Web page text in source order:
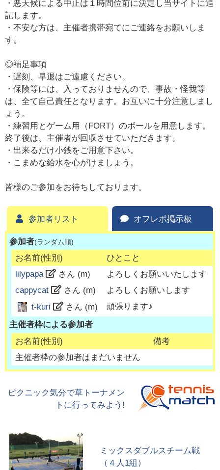
・悪天候による中止は１時間位前に決定し当サイトに追
記します。
・不安な方は、主催者携帯宛てにご連絡をお願いしま
す。
◎補足事項
・遅刻、早退はご遠慮ください。
・保険等には、入っておりませんので、事故・怪我等
は、全て自己責任となります。お互いに十分注意しまし
ょう。
・練習用とゲーム用（FORT）のボールを用意します。
終了後は、主催者が回収させていただきます。
・出来るだけ小銭をご用意下さい。
・こまめな給水を心がけましょう。
皆様のご参加をお待ちしております。
参加者リスト オフレポ掲示板
参加者(ランダム順)
お名前(性別)
ひとこと
lilypapa
さん (m)
よろしくお願いいたします
cappycat
さん (m)
よろしくお願いします
t-kuri
さん (m)
頑張ります♪
主催者枠による参加者
お名前(性別)
備考
主催者枠の参加者はまだいません
ピクニック気分で草トーナメン
トに行ってみよう!
ミックスダブルスチーム戦
（４人1組）